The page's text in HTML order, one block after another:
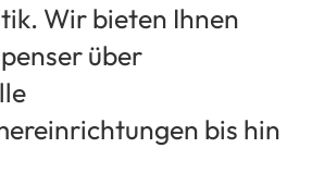
Wir bieten Ihnen
über
bis hin